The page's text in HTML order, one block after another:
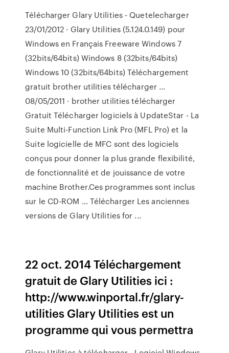
Télécharger Glary Utilities - Quetelecharger
23/01/2012 · Glary Utilities (5.124.0.149) pour
Windows en Français Freeware Windows 7
(32bits/64bits) Windows 8 (32bits/64bits)
Windows 10 (32bits/64bits) Téléchargement
gratuit brother utilities télécharger ...
08/05/2011 · brother utilities télécharger
Gratuit Télécharger logiciels à UpdateStar - La
Suite Multi-Function Link Pro (MFL Pro) et la
Suite logicielle de MFC sont des logiciels
conçus pour donner la plus grande flexibilité,
de fonctionnalité et de jouissance de votre
machine Brother.Ces programmes sont inclus
sur le CD-ROM … Télécharger Les anciennes
versions de Glary Utilities for ...
22 oct. 2014 Téléchargement
gratuit de Glary Utilities ici :
http://www.winportal.fr/glary-
utilities Glary Utilities est un
programme qui vous permettra